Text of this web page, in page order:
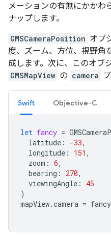
メーションの有無にかかわ
ナップします。
GMSCameraPosition オブ
度、ズーム、方位、視野角
成します。次に、このオブ
GMSMapView の camera
Swift Objective-C
let fancy =
latitude : -33,
longitude : 151 ,
zoom : 6,
bearing : 270,
viewingAngle :
45
)
mapView.camera = fancy